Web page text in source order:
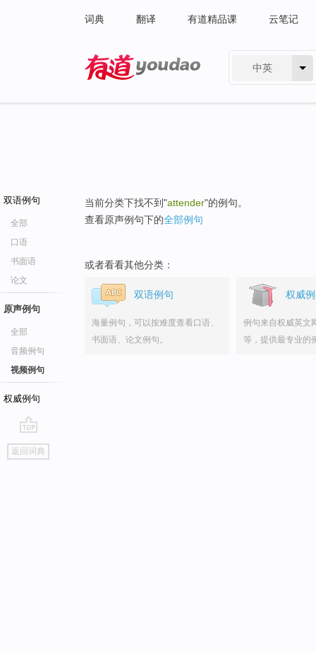
词典 翻译 有道精品课 云笔记
中英
双语例句
全部
口语
书面语
论文
原声例句
全部
音频例句
视频例句
权威例句
go
top
返回词典
当前分类下找不到"attender"的例句。
查看原声例句下的全部例句
或者看看其他分类：
双语例句
海量例句，可以按难度查看口语、
书面语、论文例句。
权威
例句来自权威英文
等，提供最专业的